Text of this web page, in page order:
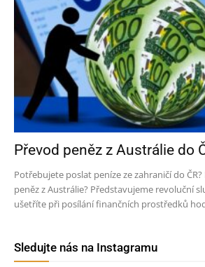
Převod peněz z Austrálie do
Potřebujete poslat peníze ze zahraničí do
peněz z Austrálie? Představujeme revoluční
ušetříte při posílání finančních prostředků
Sledujte nás na Instagramu